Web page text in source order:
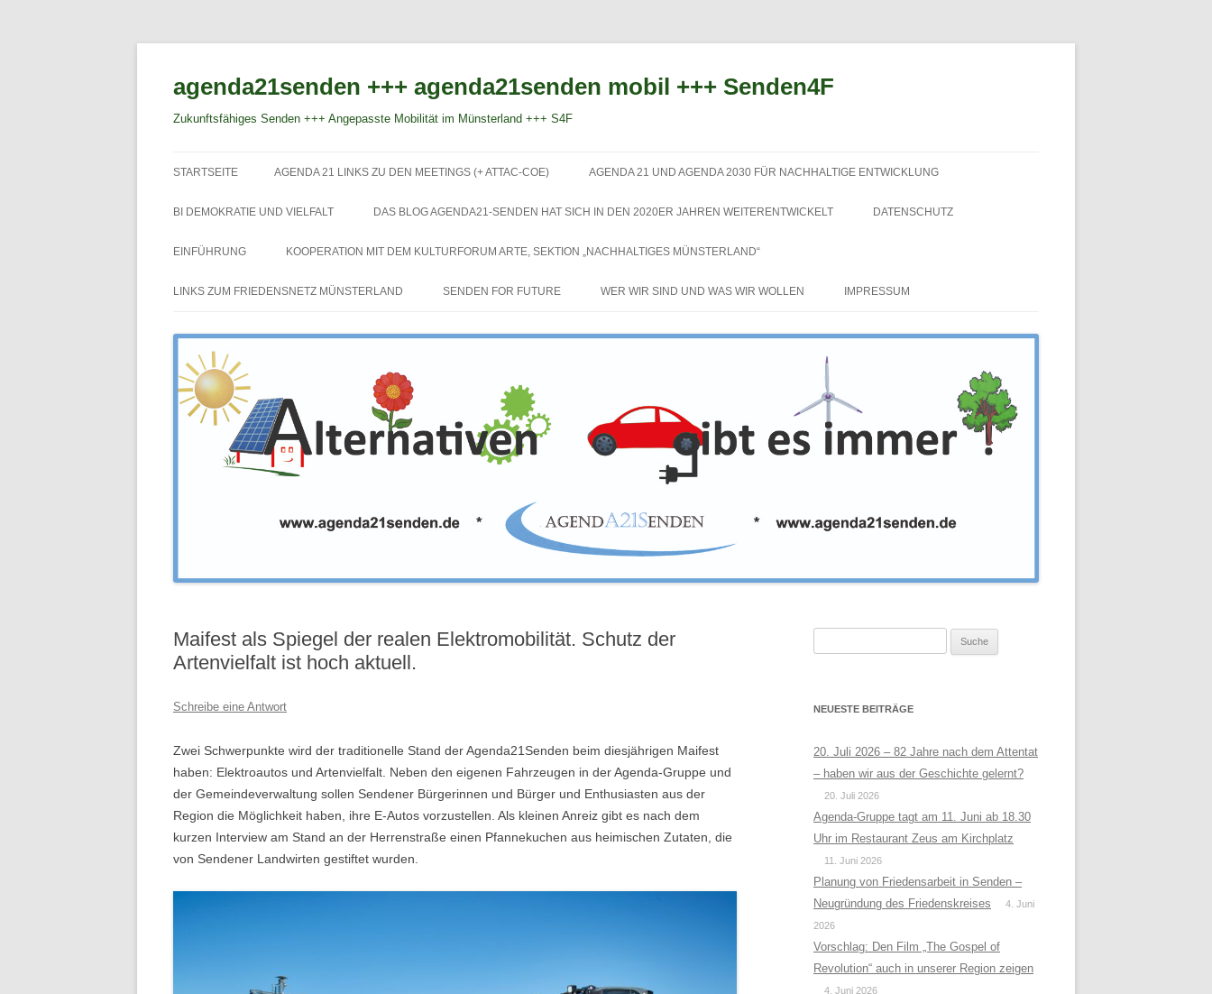
agenda21senden +++ agenda21senden mobil +++ Senden4F
Zukunftsfähiges Senden +++ Angepasste Mobilität im Münsterland +++ S4F
Inhalt
STARTSEITE AGENDA 21 LINKS ZU DEN MEETINGS (+ ATTAC-COE) AGENDA 21 UND AGENDA 2030 FÜR NACHHALTIGE ENTWICKLUNG
BI DEMOKRATIE UND VIELFALT DAS BLOG AGENDA21-SENDEN HAT SICH IN DEN 2020ER JAHREN WEITERENTWICKELT DATENSCHUTZ
EINFÜHRUNG KOOPERATION MIT DEM KULTURFORUM ARTE, SEKTION „NACHHALTIGES MÜNSTERLAND“
LINKS ZUM FRIEDENSNETZ MÜNSTERLAND SENDEN FOR FUTURE WER WIR SIND UND WAS WIR WOLLEN IMPRESSUM
Maifest als Spiegel der realen Elektromobilität. Schutz der
Artenvielfalt ist hoch aktuell.
Schreibe eine Antwort
Zwei Schwerpunkte wird der traditionelle Stand der Agenda21Senden beim diesjährigen Maifest
haben: Elektroautos und Artenvielfalt. Neben den eigenen Fahrzeugen in der Agenda-Gruppe und
der Gemeindeverwaltung sollen Sendener Bürgerinnen und Bürger und Enthusiasten aus der
Region die Möglichkeit haben, ihre E-Autos vorzustellen. Als kleinen Anreiz gibt es nach dem
kurzen Interview am Stand an der Herrenstraße einen Pfannekuchen aus heimischen Zutaten, die
von Sendener Landwirten gestiftet wurden.
NEUESTE BEITRÄGE
20. Juli 2026 – 82 Jahre nach dem Attentat
– haben wir aus der Geschichte gelernt?
20. Juli 2026
Agenda-Gruppe tagt am 11. Juni ab 18.30
Uhr im Restaurant Zeus am Kirchplatz
11. Juni 2026
Planung von Friedensarbeit in Senden –
Neugründung des Friedenskreises
4. Juni
2026
Vorschlag: Den Film „The Gospel of
Revolution“ auch in unserer Region zeigen
4. Juni 2026